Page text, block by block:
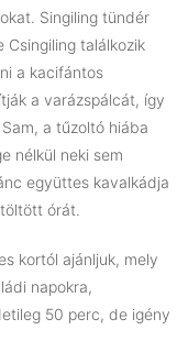
Singiling tündér
Csingiling találkozik
a kacifántos
a varázspálcát, így
a tűzoltó hiába
nélkül neki sem
együttes kavalkádja
órát.
kortól ajánljuk, mely
napokra,
50 perc, de igény